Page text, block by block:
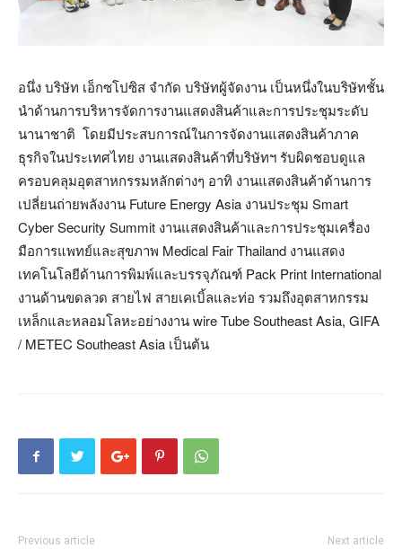
อนึ่ง บริษัท เอ็กซโปซิส จำกัด บริษัทผู้จัดงาน เป็นหนึ่งในบริษัทชั้น
นำด้านการบริหารจัดการงานแสดงสินค้าและการประชุมระดับ
นานาชาติ โดยมีประสบการณ์ในการจัดงานแสดงสินค้าภาค
ธุรกิจในประเทศไทย งานแสดงสินค้าที่บริษัทฯ รับผิดชอบดูแล
ครอบคลุมอุตสาหกรรมหลักต่างๆ อาทิ งานแสดงสินค้าด้านการ
เปลี่ยนถ่ายพลังงาน Future Energy Asia งานประชุม Smart
Cyber Security Summit งานแสดงสินค้าและการประชุมเครื่อง
มือการแพทย์และสุขภาพ Medical Fair Thailand งานแสดง
เทคโนโลยีด้านการพิมพ์และบรรจุภัณฑ์ Pack Print International
งานด้านขดลวด สายไฟ สายเคเบิ้ลและท่อ รวมถึงอุตสาหกรรม
เหล็กและหลอมโลหะอย่างงาน wire Tube Southeast Asia, GIFA
/ METEC Southeast Asia เป็นต้น
Previous article Next article